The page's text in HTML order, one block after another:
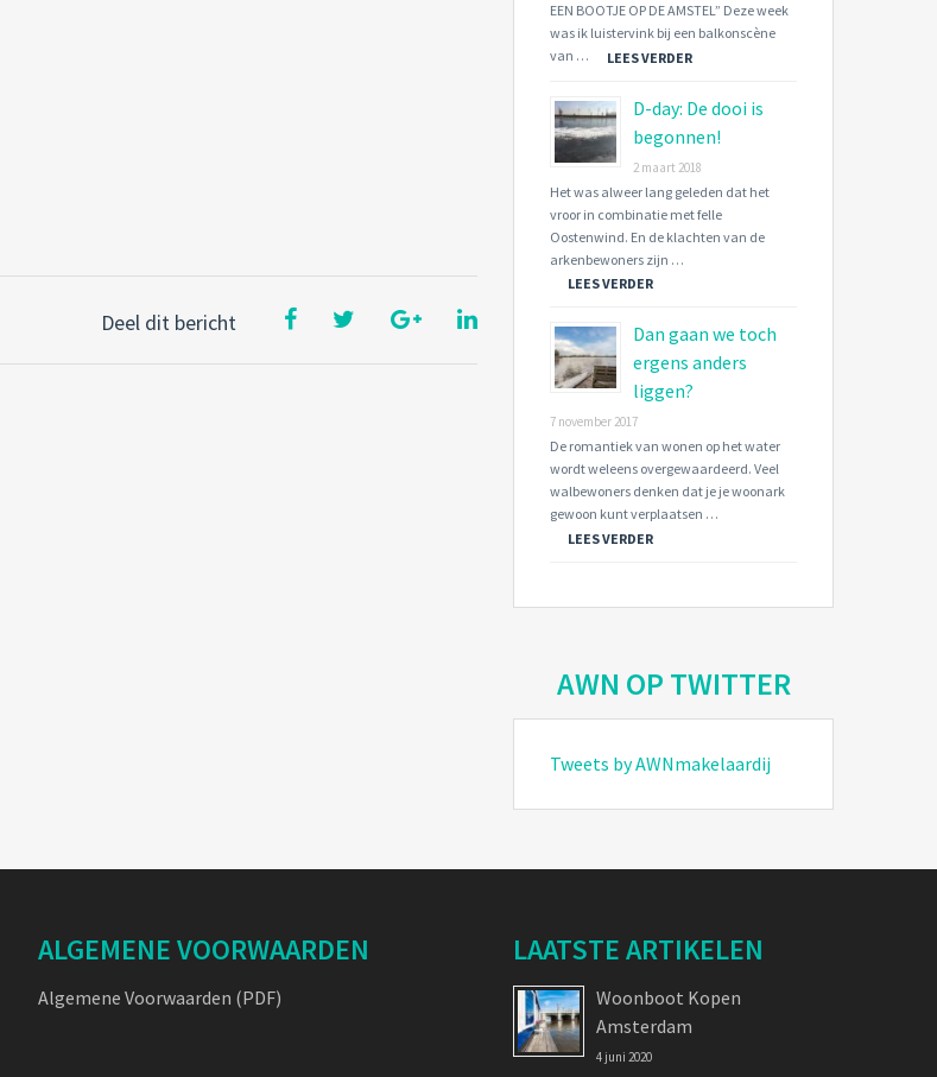
Deel dit bericht
EEN BOOTJE OP DE AMSTEL” Deze week
was ik luistervink bij een balkonscène
van …
LEES VERDER
D-day: De dooi is
begonnen!
2 maart 2018
Het was alweer lang geleden dat het
vroor in combinatie met felle
Oostenwind. En de klachten van de
arkenbewoners zijn …
LEES VERDER
Dan gaan we toch
ergens anders
liggen?
7 november 2017
De romantiek van wonen op het water
wordt weleens overgewaardeerd. Veel
walbewoners denken dat je je woonark
gewoon kunt verplaatsen …
LEES VERDER
AWN OP TWITTER
Tweets by AWNmakelaardij
ALGEMENE VOORWAARDEN
Algemene Voorwaarden (PDF)
LAATSTE ARTIKELEN
Woonboot Kopen
Amsterdam
4 juni 2020